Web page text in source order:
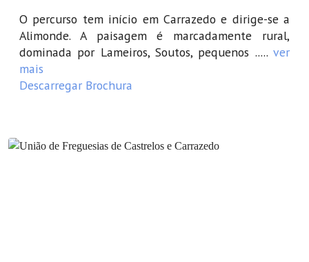
O percurso tem início em Carrazedo e dirige-se a
Alimonde. A paisagem é marcadamente rural,
dominada por Lameiros, Soutos, pequenos ..... ver
mais
Descarregar Brochura